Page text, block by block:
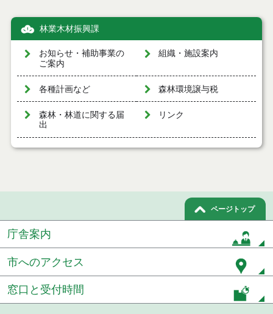
林業木材振興課
お知らせ・補助事業の
ご案内
組織・施設案内
各種計画など 森林環境譲与税
森林・林道に関する届
出
リンク
ページトップ
庁舎案内
市へのアクセス
窓口と受付時間